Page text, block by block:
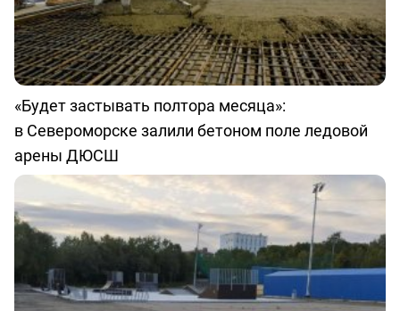
«Будет застывать полтора месяца»:
в Североморске залили бетоном поле ледовой
арены ДЮСШ